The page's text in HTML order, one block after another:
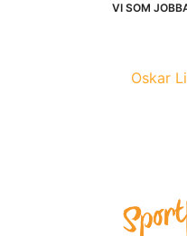
VI SOM
Oskar